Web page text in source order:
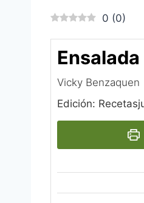
0 (0)
Vicky Benzaquen‎
Edición: